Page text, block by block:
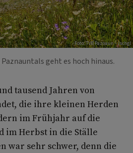
Foto: TVB Paznaun – Ischgl
geht es hoch hinaus.
tausend Jahren von
die ihre kleinen Herden
im Frühjahr auf die
im Herbst in die Ställe
war sehr schwer, denn die